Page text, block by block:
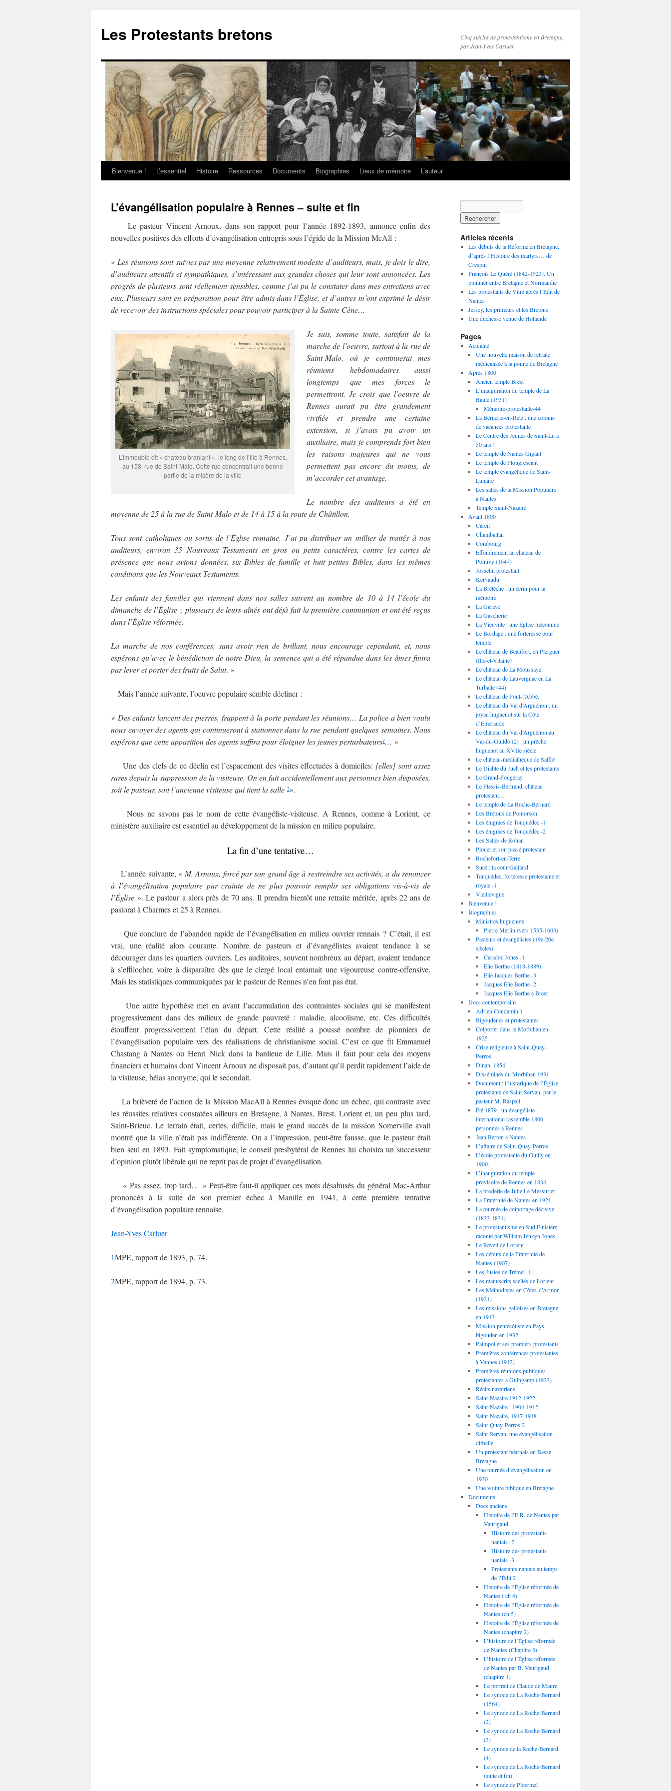
contenu
Les Protestants bretons
Cinq siècles de protestantisme en Bretagne,
par Jean-Yves Carluer
Bienvenue ! L’essentiel Histoire Ressources Documents Biographies Lieux de mémoire L’auteur
L’évangélisation populaire à Rennes – suite et fin
Le pasteur Vincent Arnoux, dans son rapport pour l’année 1892-1893, annonce enfin des
nouvelles positives des efforts d’évangélisation entrepris sous l’égide de la Mission McAll :
« Les réunions sont suivies par une moyenne relativement modeste d’auditeurs, mais, je dois le dire,
d’auditeurs attentifs et sympathiques, s’intéressant aux grandes choses qui leur sont annoncées. Les
progrès de plusieurs sont réellement sensibles, comme j’ai pu le constater dans mes entretiens avec
eux. Plusieurs sont en préparation pour être admis dans l’Église, et d’autres m’ont exprimé le désir
de recevoir des instructions spéciales pour pouvoir participer à la Sainte Cène…
L’immeuble dit « chateau branlant », le long de l’Ille à Rennes,
au 158, rue de Saint-Malo. Cette rue concentrait une bonne
partie de la misère de la ville
Je suis, somme toute, satisfait de la
marche de l’oeuvre, surtout à la rue de
Saint-Malo, où je continuerai mes
réunions hebdomadaires aussi
longtemps que mes forces le
permettront. Je crois que l’oeuvre de
Rennes aurait pu être grandement
vivifiée et prendre une certaine
extension, si j’avais pu avoir un
auxiliaire, mais je comprends fort bien
les raisons majeures qui ne vous
permettent pas encore du moins, de
m’accorder cet avantage.
Le nombre des auditeurs a été en
moyenne de 25 à la rue de Saint-Malo et de 14 à 15 à la route de Châtillon.
Tous sont catholiques ou sortis de l’Église romaine. J’ai pu distribuer un millier de traités à nos
auditeurs, environ 35 Nouveaux Testaments en gros ou petits caractères, contre les cartes de
présence que nous avions données, six Bibles de famille et huit petites Bibles, dans les mêmes
conditions que les Nouveaux Testaments.
Les enfants des familles qui viennent dans nos salles suivent au nombre de 10 à 14 l’école du
dimanche de l’Église ; plusieurs de leurs aînés ont déjà fait la première communion et ont été reçus
dans l’Église réformée.
La marche de nos conférences, sans avoir rien de brillant, nous encourage cependant, et, nous
espérons qu’avec le bénédiction de notre Dieu, la semence qui a été répandue dans les âmes finira
par lever et porter des fruits de Salut. »
Mais l’année suivante, l’oeuvre populaire semble décliner :
« Des enfants lancent des pierres, frappent à la porte pendant les réunions… La police a bien voulu
nous envoyer des agents qui continueront à stationner dans la rue pendant quelques semaines. Nous
espérons que cette apparition des agents suffira pour éloigner les jeunes perturbateurs1… »
Une des clefs de ce déclin est l’espacement des visites effectuées à domiciles: [elles] sont assez
rares depuis la suppression de la visiteuse. On en fait accidentellement aux personnes bien disposées,
soit le pasteur, soit l’ancienne visiteuse qui tient la salle 2».
Nous ne savons pas le nom de cette évangéliste-visiteuse. A Rennes, comme à Lorient, ce
ministère auxiliaire est essentiel au développement de la mission en milieu populaire.
La fin d’une tentative…
L’année suivante, « M. Arnoux, forcéparson grand âge à restreindre ses activités, a du renoncer
à l’évangélisation populaire par crainte de ne plus pouvoir remplir ses obligations vis-à-vis de
l’Église ». Le pasteur a alors près de 70 ans. Il prendra bientôt une retraite méritée, après 22 ans de
pastorat à Charmes et 25 à Rennes.
Que conclure de l’abandon rapide de l’évangélisation en milieu ouvrier rennais ? C’était, il est
vrai, une réalité alors courante. Nombre de pasteurs et d’évangélistes avaient tendance à se
décourager dans les quartiers ouvriers. Les auditoires, souvent nombreux au départ, avaient tendance
à s’effilocher, voire à disparaître dès que le clergé local entamait une vigoureuse contre-offensive.
Mais les statistiques communiquées par le pasteur de Rennes n’en font pas état.
Une autre hypothèse met en avant l’accumulation des contraintes sociales qui se manifestent
progressivement dans des milieux de grande pauvreté : maladie, alcoolisme, etc. Ces difficultés
étouffent progressivement l’élan du départ. Cette réalité a poussé nombre de pionniers de
l’évangélisation populaire vers des réalisations de christianisme social. C’est ce que fit Emmanuel
Chastang à Nantes ou Henri Nick dans la banlieue de Lille. Mais il faut pour cela des moyens
financiers et humains dont Vincent Arnoux ne disposait pas, d’autant qu’il perdit rapidement l’aide de
la visiteuse, hélas anonyme, qui le secondait.
La brièveté de l’action de la Mission MacAll à Rennes évoque donc un échec, qui contraste avec
les réussites relatives constatées ailleurs en Bretagne, à Nantes, Brest, Lorient et, un peu plus tard,
Saint-Brieuc. Le terrain était, certes, difficile, mais le grand succès de la mission Somerville avait
montré que la ville n’était pas indifférente. On a l’impression, peut-être fausse, que le pasteur était
bien seul en 1893. Fait symptomatique, le conseil presbytéral de Rennes lui choisira un successeur
d’opinion plutôt libérale qui ne reprit pas de projet d’évangélisation.
« Pas assez, trop tard… » Peut-être faut-il appliquer ces mots désabusés du général Mac-Arthur
prononcés à la suite de son premier échec à Manille en 1941, à cette première tentative
d’évangélisation populaire rennaise.
Jean-Yves Carluer
1MPE, rapport de 1893, p. 74.
2MPE, rapport de 1894, p. 73.
Articles récents
Les débuts de la Réforme en Bretagne,
d’après l’Histoire des martyrs… de
Crespin
François Le Quéré (1842-1923). Un
pionnier entre Bretagne et Normandie
Les protestants de Vitré après l’Edit de
Nantes
Jersey, les primeurs et les Bretons
Une duchesse venue de Hollande
Pages
Actualité
Une nouvelle maison de retraite
médicalisée à la pointe de Bretagne
Après 1800
Ancien temple Brest
L’inauguration du temple de La
Baule (1931)
Mémoire-protestante-44
La Bernerie-en-Retz : une colonie
de vacances protestante
Le Centre des Jeunes de Saint-Lu a
50 ans !
Le temple de Nantes Gigant
Le temple de Plougrescant
Le temple évangélique de Saint-
Lunaire
Les salles de la Mission Populaire
à Nantes
Temple Saint-Nazaire
Avant 1800
Careil
Chamballan
Combourg
Effondrement au chateau de
Pontivy (1647)
Josselin protestant
Kervaudu
La Brétèche : un écrin pour la
mémoire
La Garaye
La Gascherie
La Vieuville : une Église méconnue
Le Bordage : une forteresse pour
temple
Le château de Beaufort, en Plerguer
(Ille-et-Vilaine)
Le château de La Moussaye
Le château de Lauvergnac en La
Turballe (44)
Le château de Pont-l’Abbé.
Le château du Val d’Arguénon : un
joyau huguenot sur la Côte
d’Émeraude
Le château du Val d’Arguénon au
Val-du-Guildo (2) : un prêche
huguenot au XVIIe siècle
Le château-médiathèque de Saffré
Le Diable du Juch et les protestants
Le Grand-Fougeray
Le Plessis-Bertrand, château
protestant…
Le temple de La Roche-Bernard
Les Bretons de Pontorson
Les énigmes de Tonquédec -1
Les énigmes de Tonquédec -2
Les Salles de Rohan
Plouer et son passé protestant
Rochefort-en-Terre
Sucé : la cour Gaillard
Tonquédec, forteresse protestante et
royale -1
Vieillevigne
Bienvenue !
Biographies
Ministres huguenots
Pierre Merlin (vers 1535-1603)
Pasteurs et évangélistes (19e-20e
siècles)
Caradoc Jones -1
Elie Berthe (1818-1889)
Elie Jacques Berthe -3
Jacques Élie Berthe -2
Jacques Elie Berthe à Brest
Docs contemporains
Adrien Condamin 1
Bigoudènes et protestantes
Colporter dans le Morbihan en
1925
Crise religieuse à Saint-Quay-
Perros
Dinan, 1854
Disséminés du Morbihan 1931
Document : l’historique de l’Église
protestante de Saint-Servan, par le
pasteur M. Raspail
Été 1879 : un évangéliste
international rassemble 1800
personnes à Rennes
Jean Berton à Nantes
L’affaire de Saint-Quay-Perros
L’école protestante du Guilly en
1900.
L’inauguration du temple
provisoire de Rennes en 1834
La broderie de Julie Le Messurier
La Fraternité de Nantes en 1921
La tournée de colportage décisive
(1833-1834)
Le protestantisme en Sud Finistère,
raconté par William Jenkyn Jones
Le Réveil de Lorient
Les débuts de la Fraternité de
Nantes (1907)
Les Justes de Trémel -1
Les manuscrits scellés de Lorient
Les Méthodistes en Côtes-d’Armor
(1921)
Les missions galloises en Bretagne
en 1913
Mission pentecôtiste en Pays
bigouden en 1932
Paimpol et ses premiers protestants
Premières conférences protestantes
à Vannes (1912)
Premières réunions publiques
protestantes à Guingamp (1923)
Récits nazairiens
Saint-Nazaire 1912-1922
Saint-Nazaire : 1904-1912
Saint-Nazaire, 1917-1918
Saint-Quay-Perros 2
Saint-Servan, une évangélisation
difficile
Un protestant béarnais en Basse
Bretagne
Une tournée d’évangélisation en
1930
Une voiture biblique en Bretagne
Documents
Docs anciens
Histoire de l’E.R. de Nantes par
Vaurigaud
Histoire des protestants
nantais -2
Histoire des protestants
nantais -3
Protestants nantais au temps
de l’Édit 2
Histoire de l’Église réformée de
Nantes ( ch 4)
Histoire de l’Église réformée de
Nantes (ch 5)
Histoire de l’Église réformée de
Nantes (chapitre 2)
L’histoire de l’Église réformée
de Nantes (Chapitre 3)
L’histoire de l’Église réformée
de Nantes par B. Vaurigaud
(chapitre 1)
Le portrait de Claude de Maure
Le synode de La Roche-Bernard
(1564)
Le synode de La Roche-Bernard
(2)
Le synode de La Roche-Bernard
(3)
Le synode de la Roche-Bernard
(4)
Le synode de La Roche-Bernard
(suite et fin).
Le synode de Ploermel